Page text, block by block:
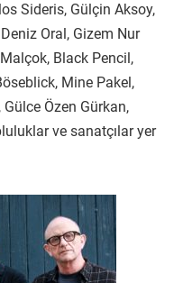
Sideris, Gülçin Aksoy,
Oral, Gizem Nur
Black Pencil,
Mine Pakel,
Özen Gürkan,
ve sanatçılar yer